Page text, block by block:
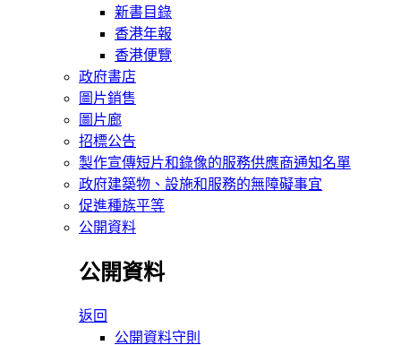
新書目錄
香港年報
香港便覽
政府書店
圖片銷售
圖片廊
招標公告
製作宣傳短片和錄像的服務供應商通知名單
政府建築物、設施和服務的無障礙事宜
促進種族平等
公開資料
公開資料
返回
公開資料守則